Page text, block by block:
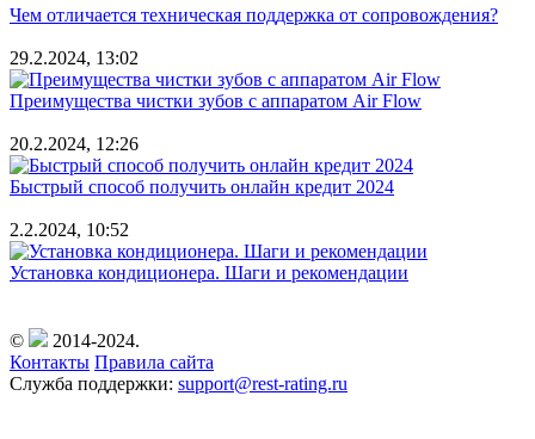
Чем отличается техническая поддержка от сопровождения?
29.2.2024, 13:02
Преимущества чистки зубов с аппаратом Air Flow
20.2.2024, 12:26
Быстрый способ получить онлайн кредит 2024
2.2.2024, 10:52
Установка кондиционера. Шаги и рекомендации
©
2014-2024.
Контакты Правила сайта
Служба поддержки: support@rest-rating.ru